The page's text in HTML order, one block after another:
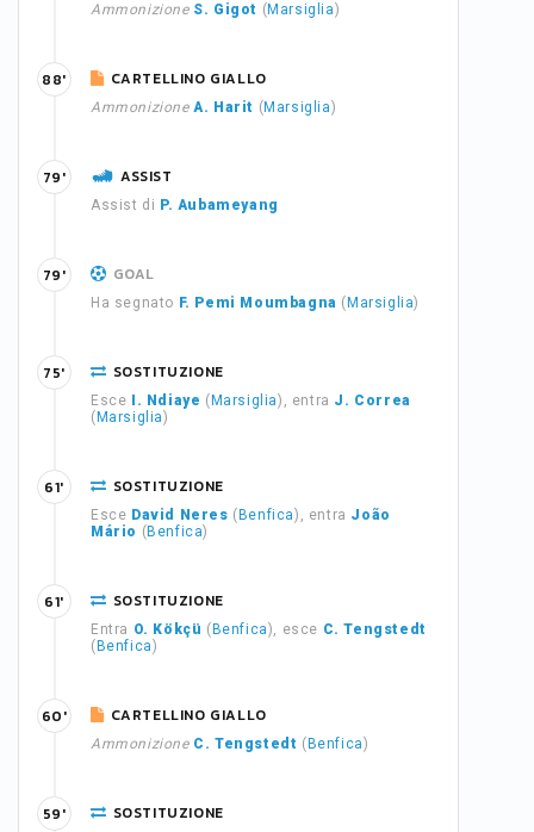
Ammonizione S. Gigot ( Marsiglia)
CARTELLINO GIALLO
Ammonizione A. Harit ( Marsiglia)
88'
ASSIST
Assist di P. Aubameyang
79'
GOAL
Ha segnato F. Pemi Moumbagna ( Marsiglia)
79'
SOSTITUZIONE
Esce I. Ndiaye ( Marsiglia), entra J. Correa
( Marsiglia)
75'
SOSTITUZIONE
Esce David Neres ( Benfica), entra João
Mário ( Benfica)
61'
SOSTITUZIONE
Entra O. Kökçü ( Benfica), esce C. Tengstedt
( Benfica)
61'
CARTELLINO GIALLO
Ammonizione C. Tengstedt ( Benfica)
60'
SOSTITUZIONE
59'